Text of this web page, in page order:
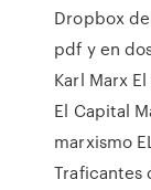
Dropbox
pdf y en
Karl Marx
El Capital
marxismo
Traficantes